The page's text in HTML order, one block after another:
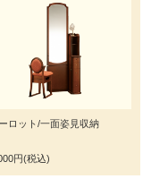
ロット/一面姿見収納
円(税込)